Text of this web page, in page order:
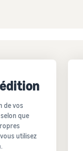
de vos
que
utilisez